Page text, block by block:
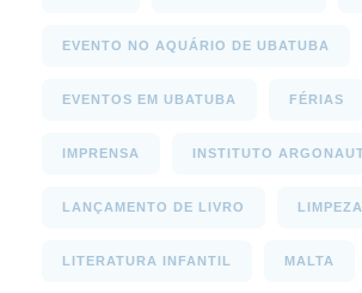
EVENTO NO AQUÁRIO DE UBATUBA
EVENTOS EM UBATUBA FÉRIAS
IMPRENSA INSTITUTO
LANÇAMENTO DE LIVRO
LITERATURA INFANTIL MALTA